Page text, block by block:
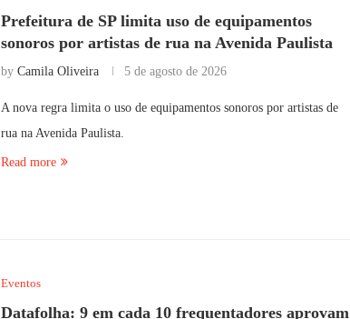
Prefeitura de SP limita uso de equipamentos
sonoros por artistas de rua na Avenida Paulista
by Camila Oliveira 5 de agosto de 2026
A nova regra limita o uso de equipamentos sonoros por artistas de
rua na Avenida Paulista.
Read more
Eventos
Datafolha: 9 em cada 10 frequentadores aprovam